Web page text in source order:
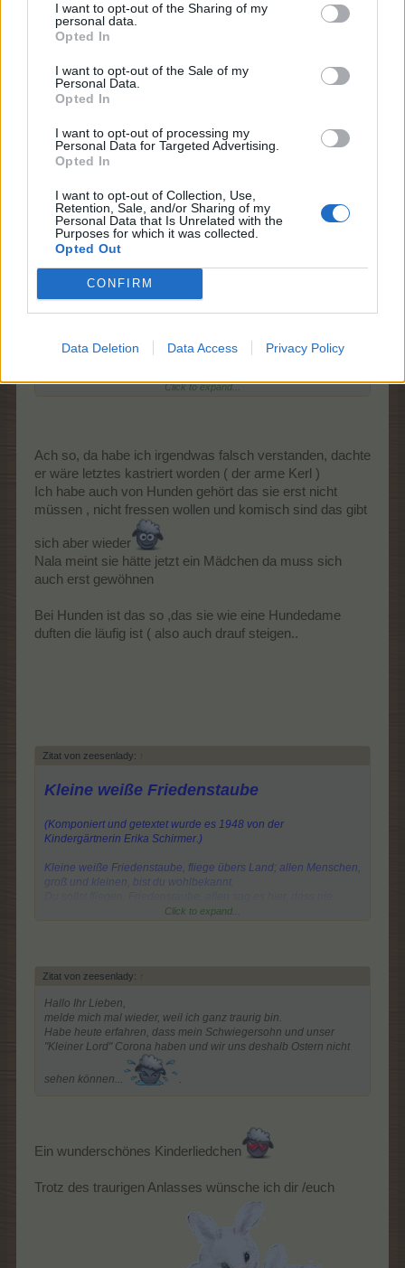
I want to opt-out of the Sharing of my
personal data.
Opted In
I want to opt-out of the Sale of my
Personal Data.
Opted In
I want to opt-out of processing my
Personal Data for Targeted Advertising.
Opted In
I want to opt-out of Collection, Use,
Retention, Sale, and/or Sharing of my
Personal Data that Is Unrelated with the
Purposes for which it was collected.
Opted Out
CONFIRM
Data Deletion Data Access Privacy Policy
Tolles Frühstück, danke liebe Gitti
Zitat von schlummerle:↑
er wurde kastriert heute.
Hat leider doch den Trichter um bekommen. Dachte beim Kater
wäre es nicht nötig. Aber auch er kann sich die Wunde wund
lecken.
Also ehrlich..man kann es nicht mit ansehen. Nala hatten wir ja
Wunde. Bei ihm nützt so ein Body nichts...würde eh frei liegen.
noch nichts und auf dem Klo pipi machen auch noch nicht. Soll
Click to expand...
Ach so, da habe ich irgendwas falsch verstanden, dachte
er wäre letztes kastriert worden ( der arme Kerl )
Ich habe auch von Hunden gehört das sie erst nicht
müssen , nicht fressen wollen und komisch sind das gibt
sich aber wieder
Nala meint sie hätte jetzt ein Mädchen da muss sich
auch erst gewöhnen
Bei Hunden ist das so ,das sie wie eine Hundedame
duften die läufig ist ( also auch drauf steigen..
Zitat von zeesenlady: ↑
Kleine weiße Friedenstaube
(Komponiert und getextet wurde es 1948 von der
Kindergärtnerin Erika Schirmer.)
Kleine weiße Friedenstaube, fliege übers Land; allen Menschen,
groß und kleinen, bist du wohlbekannt.
wieder Krieg wir wollen, Frieden wollen wir.
Click to expand...
Zitat von zeesenlady: ↑
Hallo Ihr Lieben,
melde mich mal wieder, weil ich ganz traurig bin.
Habe heute erfahren, dass mein Schwiegersohn und unser
"Kleiner Lord" Corona haben und wir uns deshalb Ostern nicht
sehen können...
Ein wunderschönes Kinderliedchen
Trotz des traurigen Anlasses wünsche ich dir /euch